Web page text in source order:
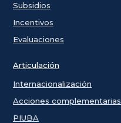
Subsidios
Incentivos
Evaluaciones
Articulación
Internacionalización
Acciones complementarias
PIUBA